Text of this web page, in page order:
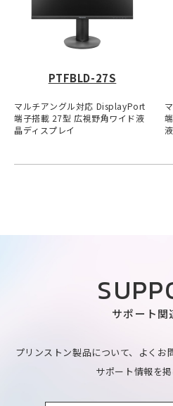
PTFBLD-27S
マルチアングル対応 DisplayPort
端子搭載 27型 広視野角ワイド液
晶ディスプレイ
サポート関
プリンストン製品について、よくお
サポート情報を掲